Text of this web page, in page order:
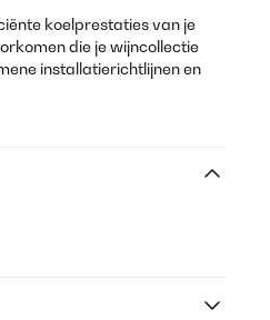
koelprestaties van je
die je wijncollectie
installatierichtlijnen en